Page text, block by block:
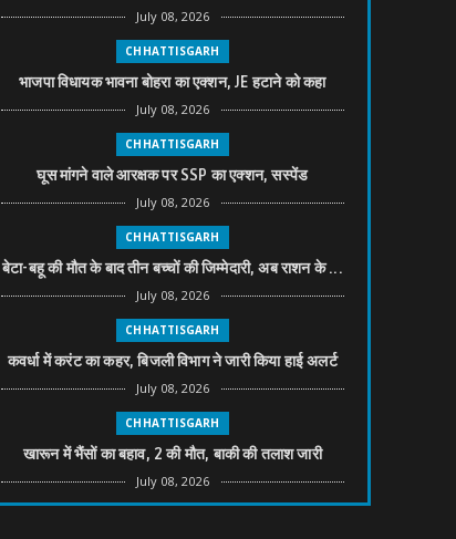
July 08, 2026
CHHATTISGARH
भाजपा विधायक भावना बोहरा का एक्शन, JE हटाने को कहा
July 08, 2026
CHHATTISGARH
घूस मांगने वाले आरक्षक पर SSP का एक्शन, सस्पेंड
July 08, 2026
CHHATTISGARH
बेटा-बहू की मौत के बाद तीन बच्चों की जिम्मेदारी, अब राशन के ...
July 08, 2026
CHHATTISGARH
कवर्धा में करंट का कहर, बिजली विभाग ने जारी किया हाई अलर्ट
July 08, 2026
CHHATTISGARH
खारून में भैंसों का बहाव, 2 की मौत, बाकी की तलाश जारी
July 08, 2026